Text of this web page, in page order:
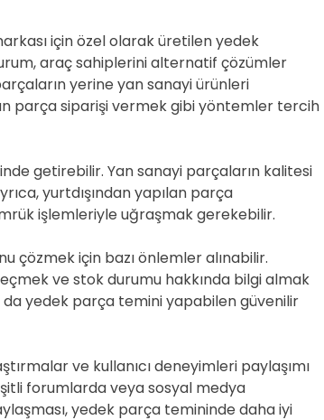
için özel olarak üretilen yedek
araç sahiplerini alternatif çözümler
yerine yan sanayi ürünleri
parça siparişi vermek gibi yöntemler tercih
getirebilir. Yan sanayi parçaların kalitesi
yurtdışından yapılan parça
işlemleriyle uğraşmak gerekebilir.
çözmek için bazı önlemler alınabilir.
ve stok durumu hakkında bilgi almak
da yedek parça temini yapabilen güvenilir
ve kullanıcı deneyimleri paylaşımı
forumlarda veya sosyal medya
yedek parça temininde daha iyi